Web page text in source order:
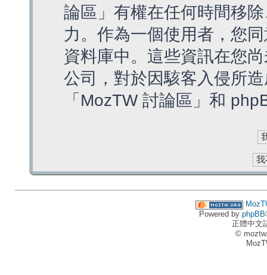
論區」有權在任何時間移
力。作為一個使用者，您
資料庫中。這些資訊在您
公司，對於因駭客入侵所
「MozTW 討論區」和
Powered by phpBB
正體中文
©